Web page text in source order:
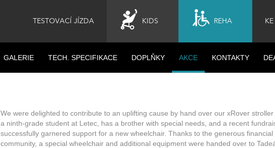
TESTOVACÍ JÍZDA KIDS REHA KE
GALERIE TECH. SPECIFIKACE DOPLŇKY AKCE KONTAKTY
We were delighted to contribute to an uplifting cause by hand over our xRover stroller
a ninth-grade student at Letec, has a brother with special needs, and a recent
successfully garnered support for a new wheelchair. Thanks to the generous
community, a special wheelchair and additional equipment were handed over to